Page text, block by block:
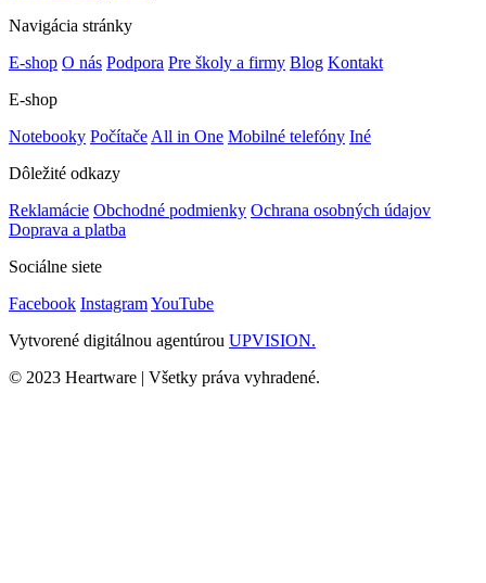
Navigácia stránky
E-shop O nás Podpora Pre školy a firmy Blog Kontakt
E-shop
Notebooky Počítače All in One Mobilné telefóny Iné
Dôležité odkazy
Reklamácie Obchodné podmienky Ochrana osobných údajov
Doprava a platba
Sociálne siete
Facebook InstagramYouTube
Vytvorené digitálnou agentúrou UPVISION.
© 2023 Heartware | Všetky práva vyhradené.